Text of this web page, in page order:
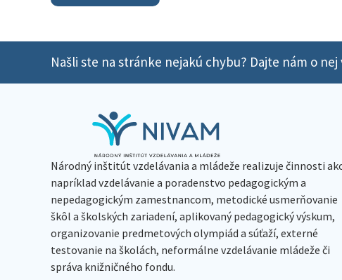
Našli ste na stránke nejakú chybu? Dajte nám o nej
Národný inštitút vzdelávania a mládeže realizuje činnosti
napríklad vzdelávanie a poradenstvo pedagogickým a
nepedagogickým zamestnancom, metodické usmerňovanie
škôl a školských zariadení, aplikovaný pedagogický výskum,
organizovanie predmetových olympiád a súťaží, externé
testovanie na školách, neformálne vzdelávanie mládeže či
správa knižničného fondu.